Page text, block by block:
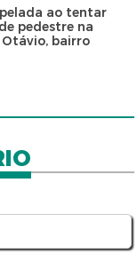
ao tentar
pedestre na
bairro